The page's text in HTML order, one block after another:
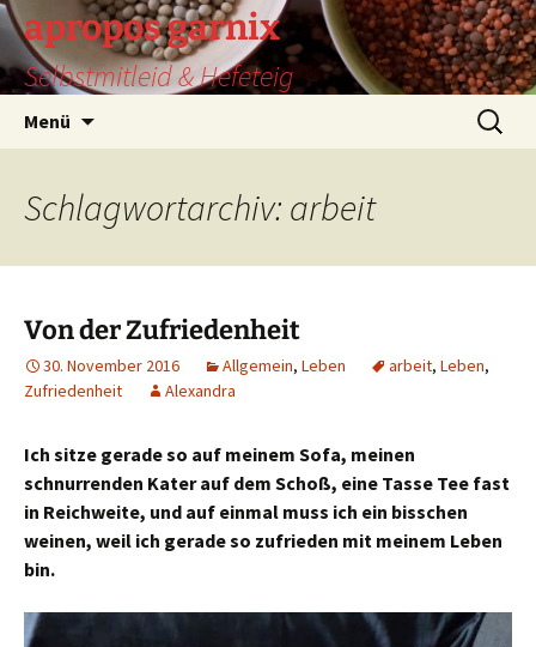
Zum
Inhalt
springen
apropos garnix
Selbstmitleid & Hefeteig
Menü
Suchen
nach:
Schlagwortarchiv: arbeit
Von der Zufriedenheit
30. November 2016 Allgemein, Leben arbeit, Leben,
Zufriedenheit
Alexandra
Ich sitze gerade so auf meinem Sofa, meinen
schnurrenden Kater auf dem Schoß, eine Tasse Tee fast
in Reichweite, und auf einmal muss ich ein bisschen
weinen, weil ich gerade so zufrieden mit meinem Leben
bin.